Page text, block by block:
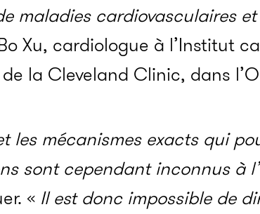
maladies cardiovasculaires
Xu, cardiologue à l’Institut
la Cleveland Clinic, dans
les mécanismes exacts qui
sont cependant inconnus à
« Il est donc impossible de